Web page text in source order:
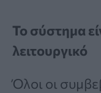
Το σύστημα
λειτουργικό
Όλοι οι